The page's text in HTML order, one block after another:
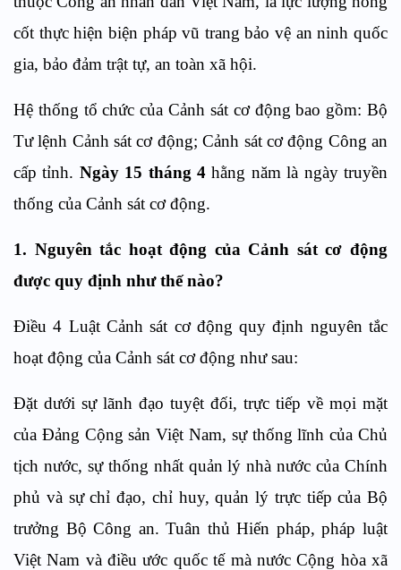
cốt thực hiện biện pháp vũ trang bảo vệ an ninh quốc
gia, bảo đảm trật tự, an toàn xã hội.
Hệ thống tổ chức của Cảnh sát cơ động bao gồm: Bộ
Tư lệnh Cảnh sát cơ động; Cảnh sát cơ động Công an
cấp tỉnh. Ngày 15 tháng 4 hằng năm là ngày truyền
thống của Cảnh sát cơ động.
1. Nguyên tắc hoạt động của Cảnh sát cơ động
được quy định như thế nào?
Điều 4 Luật Cảnh sát cơ động quy định nguyên tắc
hoạt động của Cảnh sát cơ động như sau:
Đặt dưới sự lãnh đạo tuyệt đối, trực tiếp về mọi mặt
của Đảng Cộng sản Việt Nam, sự thống lĩnh của Chủ
tịch nước, sự thống nhất quản lý nhà nước của Chính
phủ và sự chỉ đạo, chỉ huy, quản lý trực tiếp của Bộ
trưởng Bộ Công an. Tuân thủ Hiến pháp,pháp luật
Việt Nam và điều ước quốc tế mà nước Cộng hòa xã